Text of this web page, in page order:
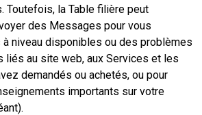
Toutefois, la Table filière peut
des Messages pour vous
niveau disponibles ou des problèmes
liés au site web, aux Services et les
demandés ou achetés, ou pour
importants sur votre